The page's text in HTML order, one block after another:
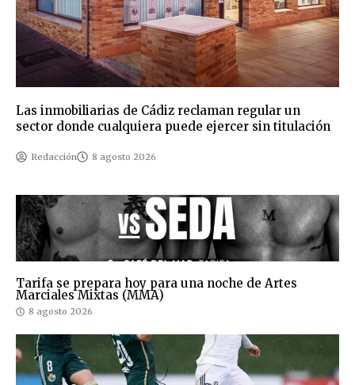
Las inmobiliarias de Cádiz reclaman regular un
sector donde cualquiera puede ejercer sin titulación
Redacción 8 agosto 2026
Tarifa se prepara hoy para una noche de Artes
Marciales Mixtas (MMA)
8 agosto 2026